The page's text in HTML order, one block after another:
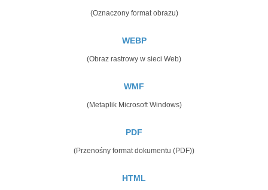
(Oznaczony format obrazu)
WEBP
(Obraz rastrowy w sieci Web)
WMF
(Metaplik Microsoft Windows)
PDF
(Przenośny format dokumentu (PDF))
HTML